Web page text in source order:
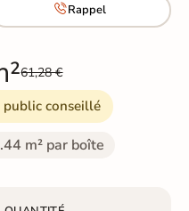
Rappel
61,28 €
conseillé
m² par boîte